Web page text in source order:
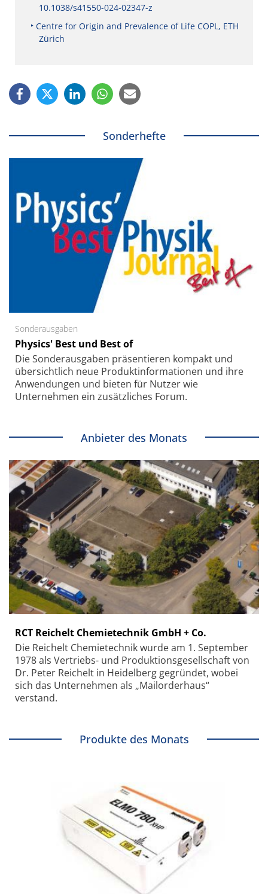
10.1038/s41550-024-02347-z
Centre for Origin and Prevalence of Life COPL, ETH
Zürich
Sonderhefte
Sonderausgaben
Physics' Best und Best of
Die Sonder­ausgaben präsentieren kompakt und
übersichtlich neue Produkt­informationen und ihre
Anwendungen und bieten für Nutzer wie
Unternehmen ein zusätzliches Forum.
Anbieter des Monats
RCT Reichelt Chemietechnik GmbH + Co.
Die Reichelt Chemietechnik wurde am 1. September
1978 als Vertriebs- und Produktionsgesellschaft von
Dr. Peter Reichelt in Heidelberg gegründet, wobei
sich das Unternehmen als „Mailorderhaus“
verstand.
Produkte des Monats